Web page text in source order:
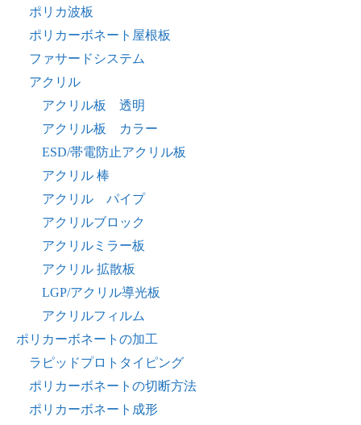
ポリカ波板
ポリカーボネート屋根板
ファサードシステム
アクリル
アクリル板 透明
アクリル板 カラー
ESD/帯電防止アクリル板
アクリル 棒
アクリル パイプ
アクリルブロック
アクリルミラー板
アクリル 拡散板
LGP/アクリル導光板
アクリルフィルム
ポリカーボネートの加工
ラピッドプロトタイピング
ポリカーボネートの切断方法
ポリカーボネート成形